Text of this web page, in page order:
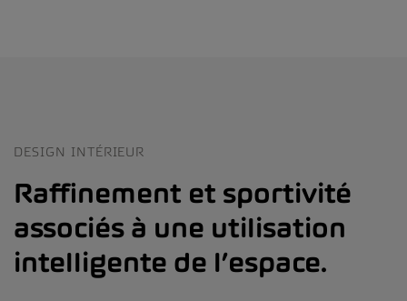
DESIGN INTÉRIEUR
Raffinement et sportivité
associés à une utilisation
intelligente de l’espace.